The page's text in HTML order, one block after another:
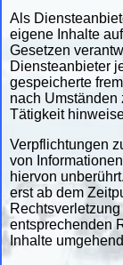
Als
eigene Inhalte
Gesetzen
Diensteanbieter
gespeicherte
nach Umständen
Tätigkeit
Verpflichtungen
von
hiervon
erst ab dem
entsprechenden
Inhalte